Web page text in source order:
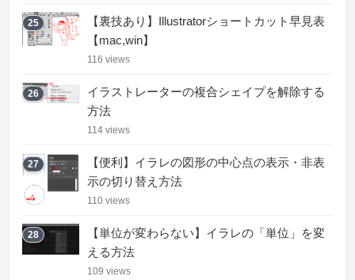
25
【裏技あり】Illustratorショートカット早見表
【mac,win】
116 views
26
イラストレーターの複合シェイプを解除する
方法
114 views
27
【便利】イラレの図形の中心点の表示・非表
示の切り替え方法
110 views
28
【単位が変わらない】イラレの「単位」を変
える方法
109 views